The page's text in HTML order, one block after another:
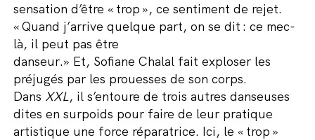
sensation d’être « trop », ce sentiment de rejet.
« Quand j’arrive quelque part, on se dit : ce mec-
là, il peut pas être
danseur.» Et, Sofiane Chalal fait exploser les
préjugés par les prouesses de son corps.
Dans XXL, il s’entoure de trois autres danseuses
dites en surpoids pour faire de leur pratique
artistique une force réparatrice. Ici, le « trop »